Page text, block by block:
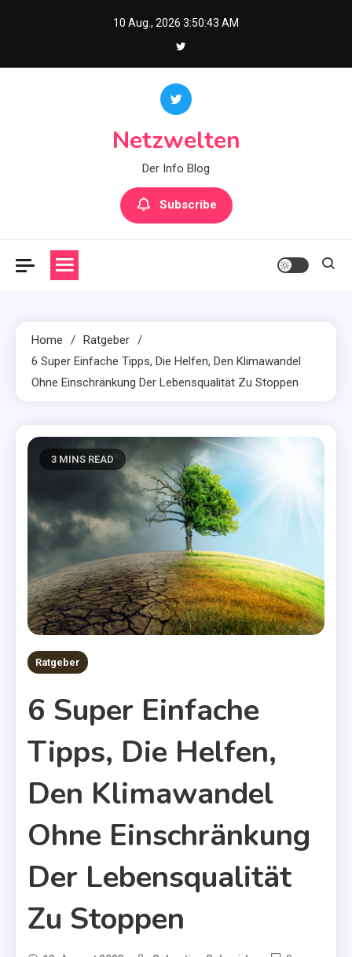
10 Aug., 2026 3:50:44 AM
Netzwelten
Der Info Blog
Subscribe
Home
Ratgeber
6 Super Einfache Tipps, Die Helfen, Den Klimawandel
Ohne Einschränkung Der Lebensqualität Zu Stoppen
3 MINS READ
Ratgeber
6 Super Einfache
Tipps, Die Helfen,
Den Klimawandel
Ohne Einschränkung
Der Lebensqualität
Zu Stoppen